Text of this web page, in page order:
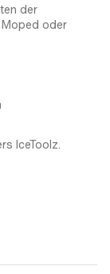
der
oder
IceToolz.